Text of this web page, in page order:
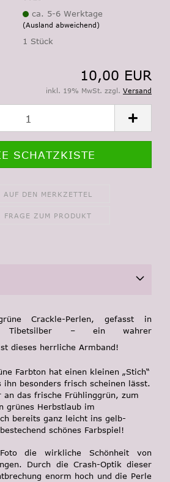
ca. 5-6 Werktage
(Ausland abweichend)
1 Stück
10,00 EUR
inkl. 19% MwSt. zzgl. Versand
AUF DEN MERKZETTEL
FRAGE ZUM PRODUKT
Crackle-Perlen, gefasst in
Tibetsilber – ein wahrer
dieses herrliche Armband!
Farbton hat einen kleinen „Stich“
ihn besonders frisch scheinen lässt.
das frische Frühlinggrün, zum
grünes Herbstlaub im
bereits ganz leicht ins gelb-
schönes Farbspiel!
die wirkliche Schönheit von
Durch die Crash-Optik dieser
enorm hoch und die Perle